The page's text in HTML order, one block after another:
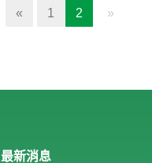
« 1 2 (current)
»
最新消息